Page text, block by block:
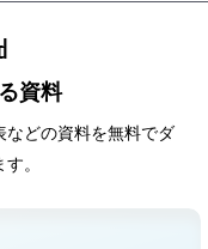
資料
などの資料を無料でダ
。